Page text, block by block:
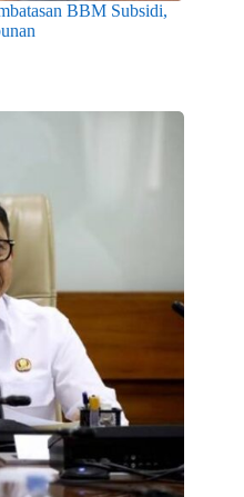
BBM Subsidi,